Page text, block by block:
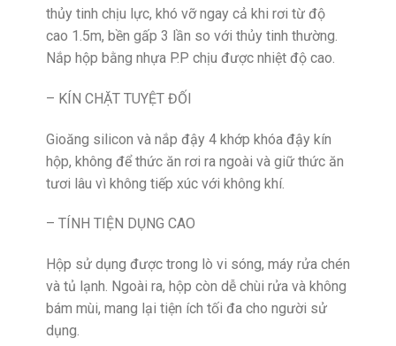
thủy tinh chịu lực, khó vỡ ngay cả khi rơi từ độ
cao 1.5m, bền gấp 3 lần so với thủy tinh thường.
Nắp hộp bằng nhựa P.P chịu được nhiệt độ cao.
– KÍN CHẶT TUYỆT ĐỐI
Gioăng silicon và nắp đậy 4 khớp khóa đậy kín
hộp, không để thức ăn rơi ra ngoài và giữ thức ăn
tươi lâu vì không tiếp xúc với không khí.
– TÍNH TIỆN DỤNG CAO
Hộp sử dụng được trong lò vi sóng, máy rửa chén
và tủ lạnh. Ngoài ra, hộp còn dễ chùi rửa và không
bám mùi, mang lại tiện ích tối đa cho người sử
dụng.